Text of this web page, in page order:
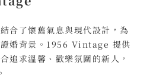
合了懷舊氣息與現代設計，為
婚背景。1956 Vintage 提供
追求溫馨、歡樂氛圍的新人，